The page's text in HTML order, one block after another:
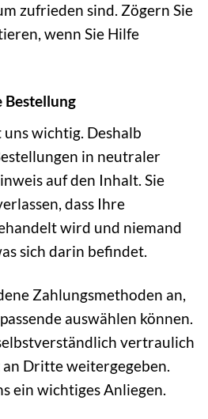
zufrieden sind. Zögern Sie
wenn Sie Hilfe
Bestellung
wichtig. Deshalb
in neutraler
auf den Inhalt. Sie
dass Ihre
wird und niemand
sich darin befindet.
Zahlungsmethoden an,
auswählen können.
vertraulich
Dritte weitergegeben.
ein wichtiges Anliegen.